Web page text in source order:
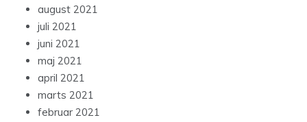
august 2021
juli 2021
juni 2021
maj 2021
april 2021
marts 2021
februar 2021